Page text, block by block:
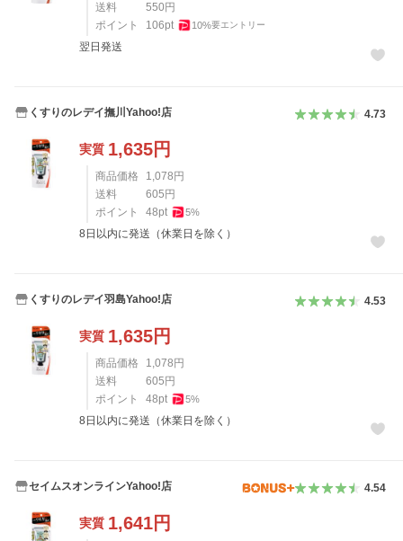
送料
550 円
ポイント
106pt 10%要エントリー
翌日発送
くすりのレデイ撫川Yahoo!店 4.73
実質 1,635円
商品価格 1,078 円
送料
605 円
ポイント
48pt 5%
8日以内に発送（休業日を除く）
くすりのレデイ羽島Yahoo!店 4.53
実質 1,635円
商品価格 1,078 円
送料
605 円
ポイント
48pt 5%
8日以内に発送（休業日を除く）
セイムスオンラインYahoo!店 4.54
実質 1,641円